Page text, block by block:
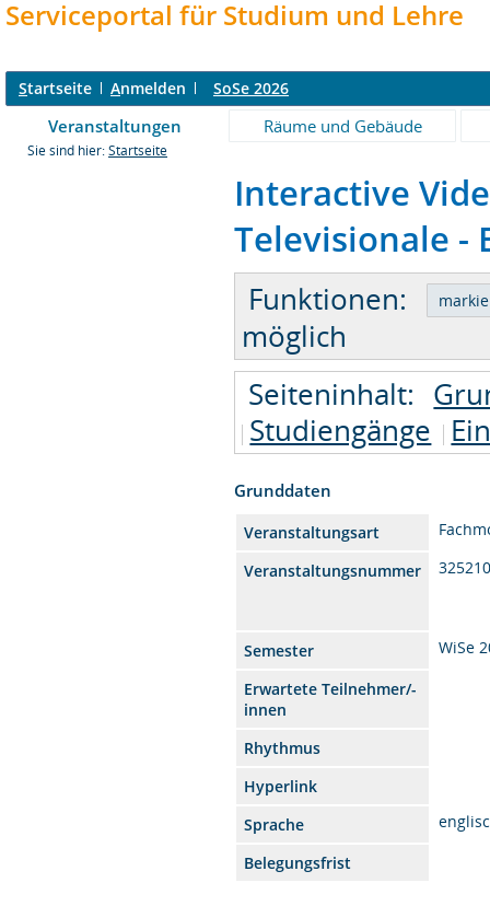
Serviceportal für Studium und Lehre
Startseite Anmelden SoSe 2026
Veranstaltungen Räume und Gebäude
Sie sind hier: Startseite
Interactive
Televisionale -
Funktionen:
möglich
Seiteninhalt:
Studiengänge
Grunddaten
Veranstaltungsart
Veranstaltungsnummer
Semester
WiSe
Erwartete Teilnehmer/-
innen
Rhythmus
Hyperlink
Sprache
Belegungsfrist